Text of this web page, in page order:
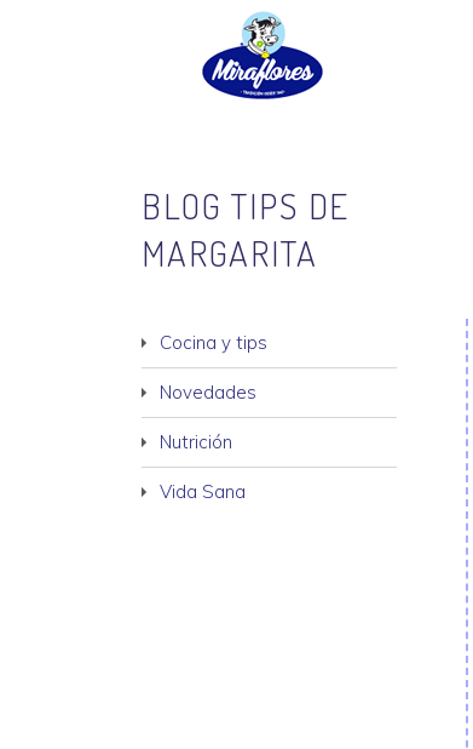
BLOG TIPS DE
MARGARITA
Cocina y tips
Novedades
Nutrición
Vida Sana